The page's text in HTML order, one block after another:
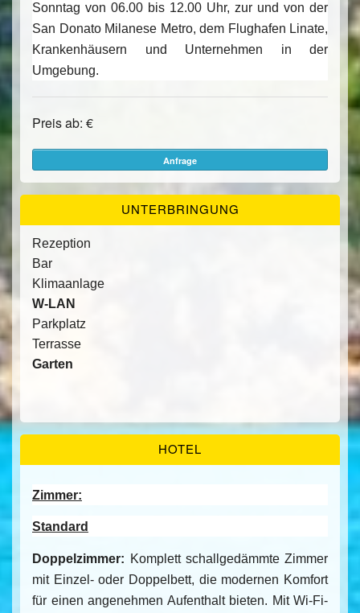
Sonntag von 06.00 bis 12.00 Uhr, zur und von der
San Donato Milanese Metro, dem Flughafen Linate,
Krankenhäusern und Unternehmen in der
Umgebung.
Preis ab: €
Anfrage
UNTERBRINGUNG
Rezeption
Bar
Klimaanlage
W-LAN
Parkplatz
Terrasse
Garten
HOTEL
Zimmer:
Standard
Doppelzimmer: Komplett schallgedämmte Zimmer
mit Einzel- oder Doppelbett, die modernen Komfort
für einen angenehmen Aufenthalt bieten. Mit Wi-Fi-